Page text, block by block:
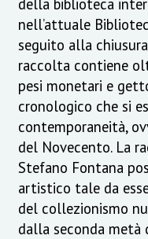
della biblioteca
nell’attuale
seguito alla
raccolta contiene
pesi monetari e
cronologico che si
contemporaneità,
del Novecento. La
Stefano Fontana
artistico tale da
del collezionismo
dalla seconda metà